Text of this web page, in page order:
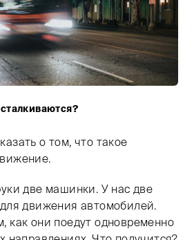
цветная фотография ночного
о том, что такое
две машинки. У нас две
движения автомобилей.
как они поедут одновременно